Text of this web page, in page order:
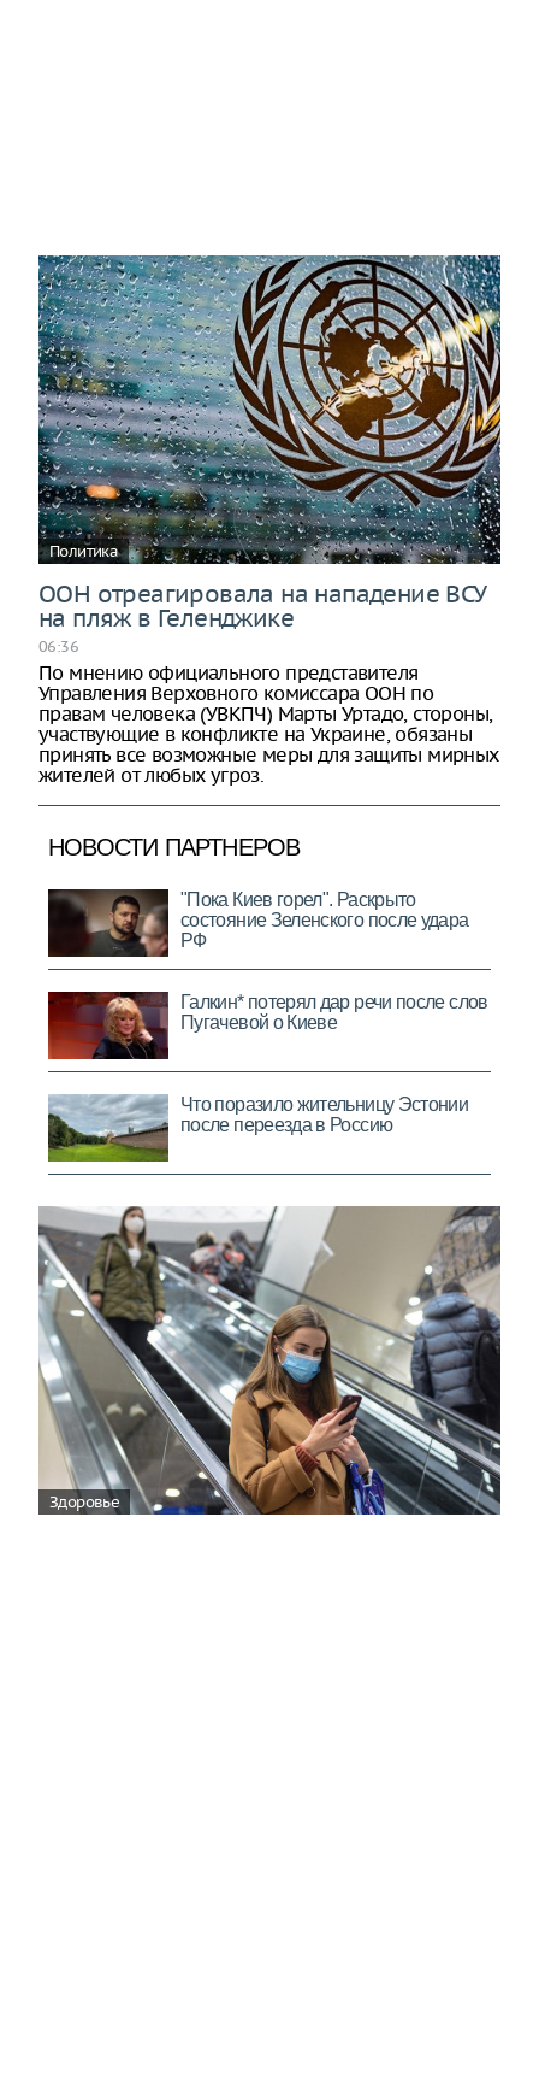
Политика
ООН отреагировала на нападение ВСУ
на пляж в Геленджике
06:36
По мнению официального представителя
Управления Верховного комиссара ООН по
правам человека (УВКПЧ) Марты Уртадо, стороны,
участвующие в конфликте на Украине, обязаны
принять все возможные меры для защиты мирных
жителей от любых угроз.
Здоровье